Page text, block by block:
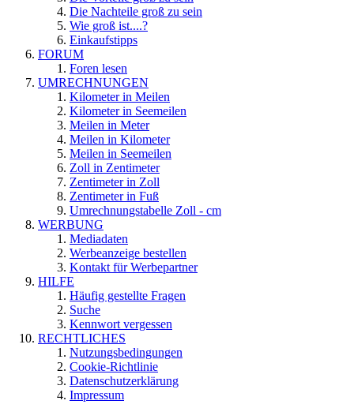
Die Nachteile groß zu sein
Wie groß ist....?
Einkaufstipps
FORUM
Foren lesen
UMRECHNUNGEN
Kilometer in Meilen
Kilometer in Seemeilen
Meilen in Meter
Meilen in Kilometer
Meilen in Seemeilen
Zoll in Zentimeter
Zentimeter in Zoll
Zentimeter in Fuß
Umrechnungstabelle Zoll - cm
WERBUNG
Mediadaten
Werbeanzeige bestellen
Kontakt für Werbepartner
HILFE
Häufig gestellte Fragen
Suche
Kennwort vergessen
RECHTLICHES
Nutzungsbedingungen
Cookie-Richtlinie
Datenschutzerklärung
Impressum